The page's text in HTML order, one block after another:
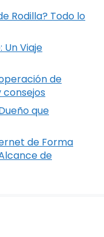
Rodilla? Todo lo
Un Viaje
de
consejos
que
de Forma
de